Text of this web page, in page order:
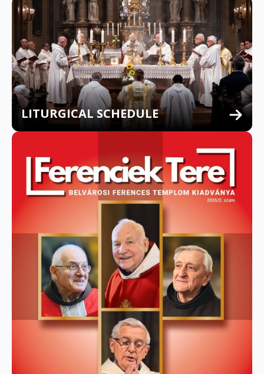
LITURGICAL SCHEDULE